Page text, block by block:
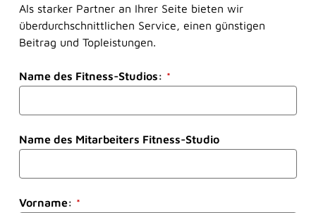
Als starker Partner an Ihrer Seite bieten wir
überdurchschnittlichen Service, einen günstigen
Beitrag und Topleistungen.
Name des Fitness-Studios: *
Name des Mitarbeiters Fitness-Studio
Vorname: *
Herzlich willkommen bei der BKK SBH! Wie
kann ich Ihnen helfen?